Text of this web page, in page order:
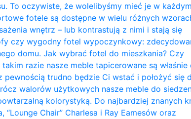
To oczywiste, że wolelibyśmy mieć je w
fotele są dostępne w wielu różnych
wnętrz – lub kontrastują z nimi i stają się
czy wygodny fotel wypoczynkowy:
domu. Jak wybrać fotel do mieszkania? Czy
razie nasze meble tapicerowane są właśnie
trudno będzie Ci wstać i położyć się
walorów użytkowych nasze meble do
kolorystyką. Do najbardziej znanych
“Lounge Chair” Charlesa i Ray Eamesów oraz